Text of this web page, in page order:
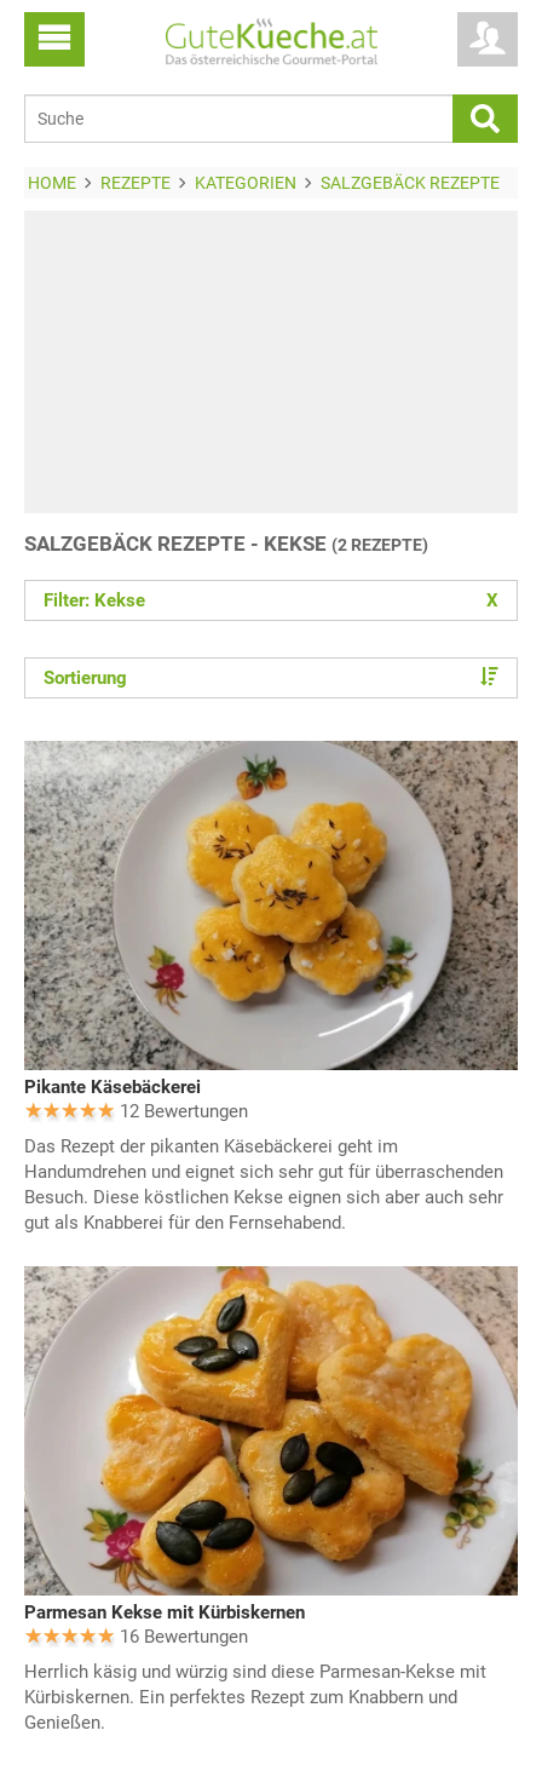
HOME REZEPTE KATEGORIEN SALZGEBÄCK REZEPTE
SALZGEBÄCK REZEPTE - KEKSE (2 REZEPTE)
Filter: Kekse X
Sortierung
Pikante Käsebäckerei
12 Bewertungen
Das Rezept der pikanten Käsebäckerei geht im
Handumdrehen und eignet sich sehr gut für überraschenden
Besuch. Diese köstlichen Kekse eignen sich aber auch sehr
gut als Knabberei für den Fernsehabend.
Parmesan Kekse mit Kürbiskernen
16 Bewertungen
Herrlich käsig und würzig sind diese Parmesan-Kekse mit
Kürbiskernen. Ein perfektes Rezept zum Knabbern und
Genießen.